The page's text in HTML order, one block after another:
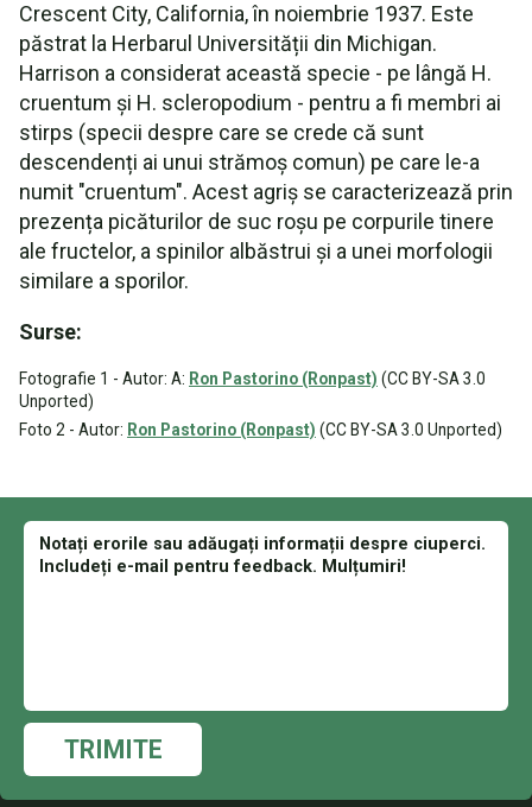
Crescent City, California, în noiembrie 1937. Este
păstrat la Herbarul Universității din Michigan.
Harrison a considerat această specie - pe lângă H.
cruentum și H. scleropodium - pentru a fi membri ai
stirps (specii despre care se crede că sunt
descendenți ai unui strămoș comun) pe care le-a
numit "cruentum". Acest agriș se caracterizează prin
prezența picăturilor de suc roșu pe corpurile tinere
ale fructelor, a spinilor albăstrui și a unei morfologii
similare a sporilor.
Surse:
Fotografie 1 - Autor: A: Ron Pastorino (Ronpast) (CC BY-SA 3.0
Unported)
Foto 2 - Autor: Ron Pastorino (Ronpast) (CC BY-SA 3.0 Unported)
TRIMITE